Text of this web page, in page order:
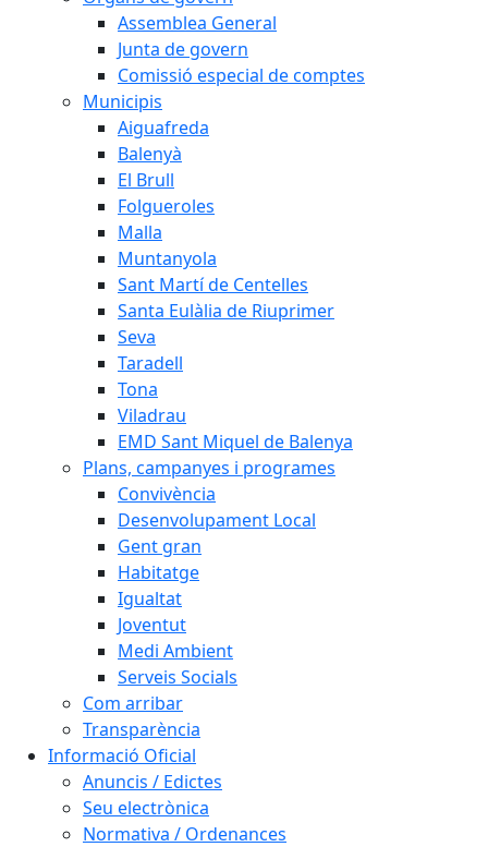
Assemblea General
Junta de govern
Comissió especial de comptes
Municipis
Aiguafreda
Balenyà
El Brull
Folgueroles
Malla
Muntanyola
Sant Martí de Centelles
Santa Eulàlia de Riuprimer
Seva
Taradell
Tona
Viladrau
EMD Sant Miquel de Balenya
Plans, campanyes i programes
Convivència
Desenvolupament Local
Gent gran
Habitatge
Igualtat
Joventut
Medi Ambient
Serveis Socials
Com arribar
Transparència
Informació Oficial
Anuncis / Edictes
Seu electrònica
Normativa / Ordenances